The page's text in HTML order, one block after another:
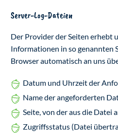
Server-Log-Dateien
Der Provider der Seiten erhebt
Informationen in so genannten
Browser automatisch an uns
Datum und Uhrzeit der
Name der angeforderten
Seite, von der aus die Datei
Zugriffsstatus (Datei